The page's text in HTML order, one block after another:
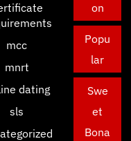
mcc
mnrt
dating
sls
on
Popu
lar
Swe
et
Bona